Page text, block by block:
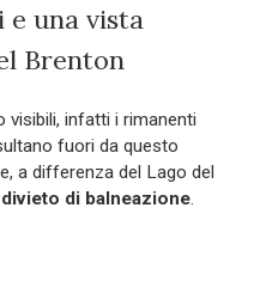
e una vista
Brenton
visibili, infatti i rimanenti
fuori da questo
a differenza del Lago del
divieto di balneazione.